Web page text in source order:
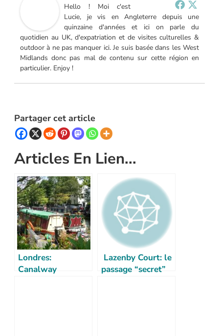
Hello ! Moi c'est
Lucie, je vis en Angleterre depuis une
quinzaine d'années et ici on parle du
quotidien au UK, d'expatriation et de visites culturelles &
outdoor à ne pas manquer ici. Je suis basée dans les West
Midlands donc pas mal de contenu sur cette région en
particulier. Enjoy !
Partager cet article
Articles En Lien...
Londres:
Canalway
Lazenby Court: le
passage “secret”